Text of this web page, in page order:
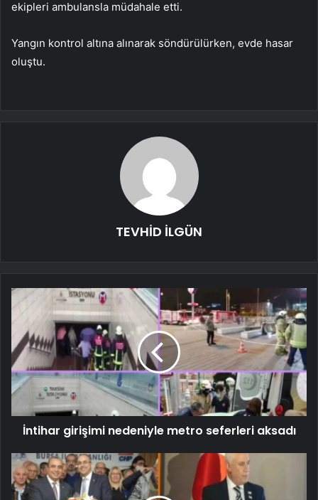
ekipleri ambulansla müdahale etti.
Yangın kontrol altına alınarak söndürülürken, evde hasar
oluştu.
TEVHİD İLGÜN
İntihar girişimi nedeniyle metro seferleri aksadı